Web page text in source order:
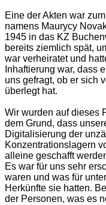
Eine der Akten war
namens Maurycy
1945 in das KZ
bereits ziemlich spät,
war verheiratet und
Inhaftierung war, dass
uns gefragt, ob er sich
überlegt hat.
Wir wurden auf dieses
dem Grund, dass
Digitalisierung der
Konzentrationslagern
alleine geschafft
Es war für uns sehr
waren und was für
Herkünfte sie hatten.
der Personen, was es